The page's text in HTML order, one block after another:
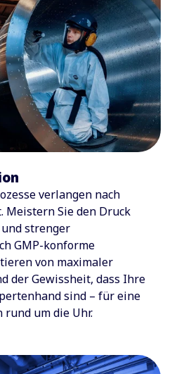
verlangen nach
Sie den Druck
strenger
GMP-konforme
von maximaler
der Gewissheit, dass Ihre
sind – für eine
um die Uhr.